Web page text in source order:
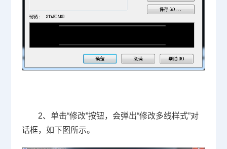
2、单击“修改”按钮，会弹出“修改多线样式”对
话框，如下图所示。